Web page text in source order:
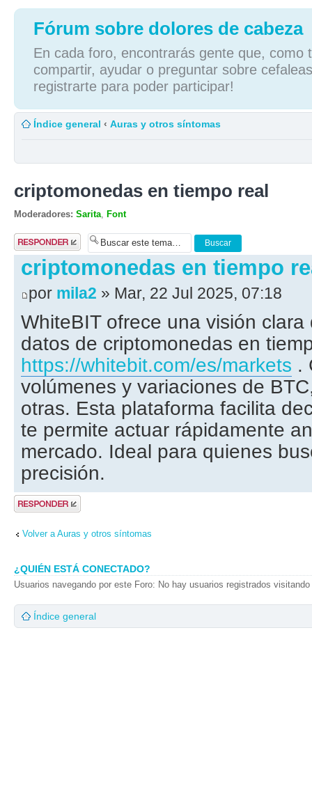
Fórum sobre dolores de cabeza
En cada foro, encontrarás gente que, como
compartir, ayudar o preguntar sobre
registrarte para poder participar!
Índice general ‹ Auras y otros síntomas
criptomonedas en tiempo real
Moderadores: Sarita Font
Publicar una
respuesta
criptomonedas en tiempo
por mila2 » Mar, 22 Jul 2025, 07:18
WhiteBIT ofrece una visión
datos de criptomonedas en
https://whitebit.com/es/markets .
volúmenes y variaciones de
otras. Esta plataforma facilita
te permite actuar rápidamente
mercado. Ideal para quienes
precisión.
Publicar una
respuesta
Volver a Auras y otros síntomas
¿QUIÉN ESTÁ CONECTADO?
Usuarios navegando por este Foro: No hay usuarios registrados
Índice general